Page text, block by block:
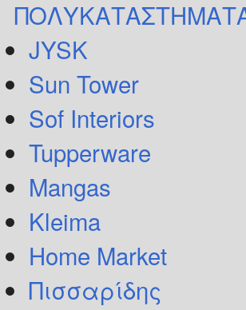
JYSK
Sun Tower
Sof Interiors
Tupperware
Mangas
Kleima
Home Market
Πισσαρίδης